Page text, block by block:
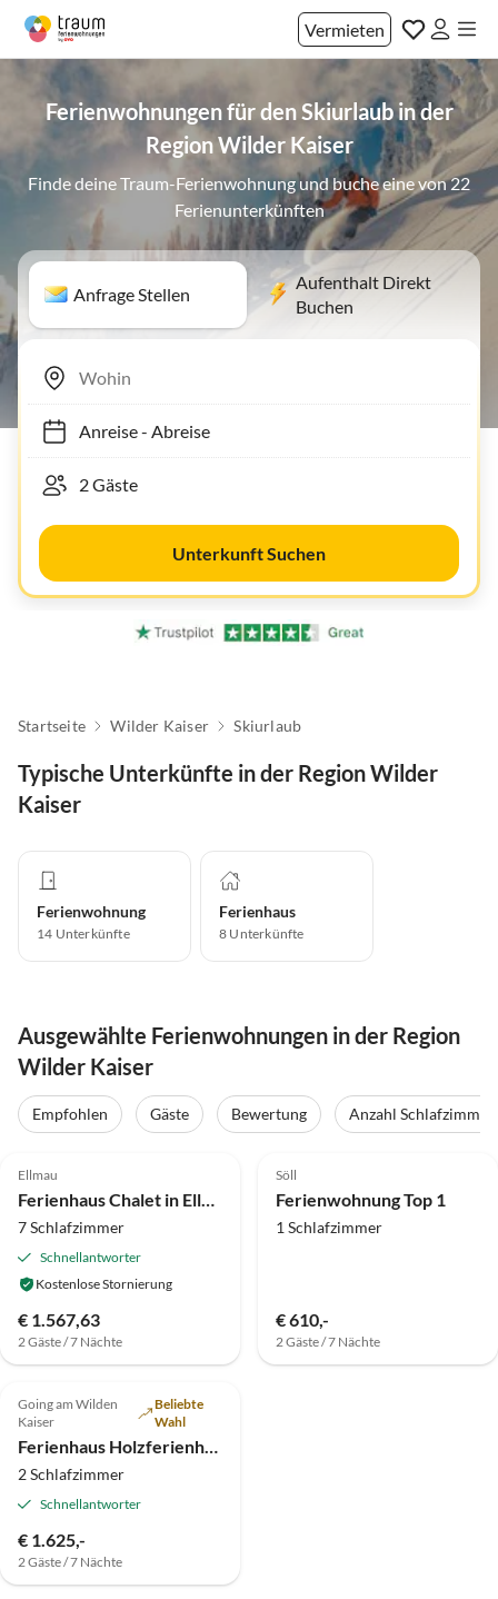
Vermieten
Ferienwohnungen für den Skiurlaub in der
Region Wilder Kaiser
Finde deine Traum-Ferienwohnung und buche eine von 22
Ferienunterkünften
Anfrage Stellen
Aufenthalt Direkt
Buchen
Anreise- Abreise
Unterkunft Suchen
Startseite Wilder Kaiser Skiurlaub
Typische Unterkünfte in der Region Wilder
Kaiser
Ferienwohnung
14 Unterkünfte
Ferienhaus
8 Unterkünfte
Ausgewählte Ferienwohnungen in der Region
Wilder Kaiser
Empfohlen Gäste Bewertung
Anzahl Schlafzimmer
Ellmau
Ferienhaus Chalet in Ellmau nahe Skipisten
7 Schlafzimmer
Schnellantworter
Kostenlose Stornierung
€ 1.567,63
2 Gäste / 7 Nächte
Söll
Ferienwohnung Top 1
1 Schlafzimmer
€ 610,-
2 Gäste / 7 Nächte
Going am Wilden
Kaiser
Beliebte
Wahl
Ferienhaus Holzferienhaus beim Bauernhof
2 Schlafzimmer
Schnellantworter
€ 1.625,-
2 Gäste / 7 Nächte